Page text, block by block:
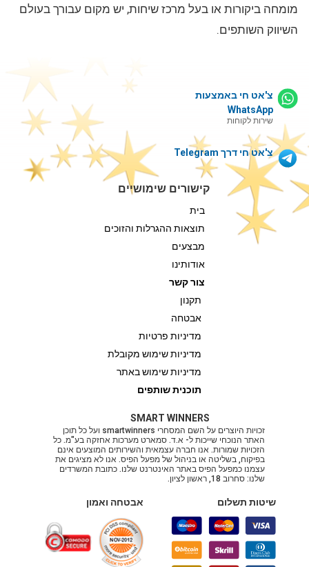
מומחה ביקורות או בעל מרכז שיחות, יש מקום עבורך בעולם
השיווק השותפים.
צ'אט חי באמצעות
WhatsApp
שירות לקוחות
צ'אט חי דרך Telegram
קישורים שימושיים
בית
תוצאות ההגרלות והזוכים
מבצעים
אודותינו
צור קשר
תקנון
אבטחה
מדיניות פרטיות
מדיניות שימוש מקובלת
מדיניות שימוש באתר
תוכנית שותפים
SMART WINNERS
זכויות היוצרים על השם המסחרי smartwinners ועל כל תוכן
האתר הנוכחי שייכות ל- א.ד. סמארט מערכות אחזקה בע"מ. כל
הזכויות שמורות. אנו חברה עצמאית והשירותים המוצעים אינם
בפיקוח, בשליטה או בניהול של מפעל הפיס. אנו לא מציגים את
עצמנו כמפעל הפיס באתר האינטרנט שלנו. כתובת המשרדים
שלנו: סחרוב 18, ראשון לציון.
שיטות תשלום אבטחה ואמון